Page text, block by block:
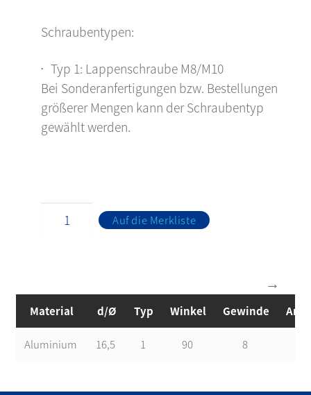
Schraubentypen:
Typ 1: Lappenschraube M8/M10
Bei Sonderanfertigungen bzw. Bestellungen
größerer Mengen kann der Schraubentyp
gewählt werden.
Auf die Merkliste
Material d/Ø Typ Winkel Gewinde
Aluminium 16,5 1 90 8